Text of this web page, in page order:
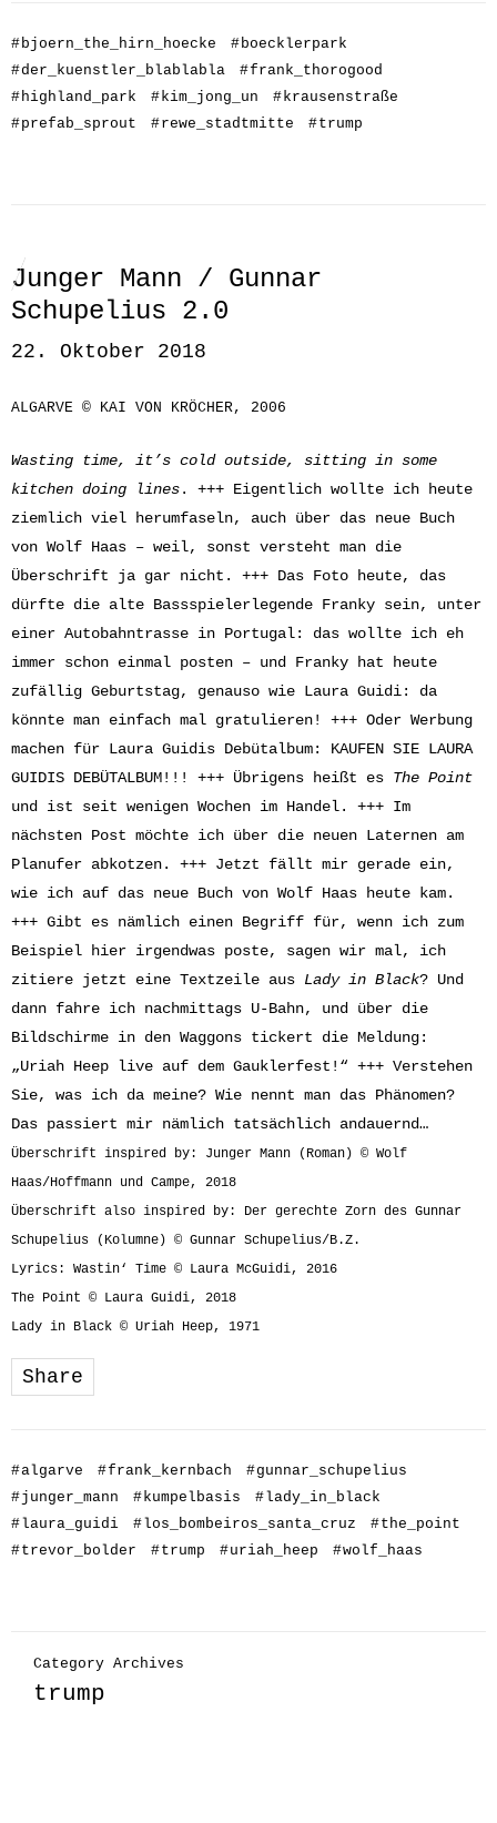
#bjoern_the_hirn_hoecke #boecklerpark
#der_kuenstler_blablabla #frank_thorogood
#highland_park #kim_jong_un #krausenstraße
#prefab_sprout #rewe_stadtmitte #trump
Junger Mann / Gunnar
Schupelius 2.0
22. Oktober 2018
ALGARVE © KAI VON KRÖCHER, 2006
Wasting time, it’s cold outside, sitting in some
kitchen doing lines. +++ Eigentlich wollte ich heute
ziemlich viel herumfaseln, auch über das neue Buch
von Wolf Haas – weil, sonst versteht man die
Überschrift ja gar nicht. +++ Das Foto heute, das
dürfte die alte Bassspielerlegende Franky sein, unter
einer Autobahntrasse in Portugal: das wollte ich eh
immer schon einmal posten – und Franky hat heute
zufällig Geburtstag, genauso wie Laura Guidi: da
könnte man einfach mal gratulieren! +++ Oder Werbung
machen für Laura Guidis Debütalbum: KAUFEN SIE LAURA
GUIDIS DEBÜTALBUM!!! +++ Übrigens heißt es The Point
und ist seit wenigen Wochen im Handel. +++ Im
nächsten Post möchte ich über die neuen Laternen am
Planufer abkotzen. +++ Jetzt fällt mir gerade ein,
wie ich auf das neue Buch von Wolf Haas heute kam.
+++ Gibt es nämlich einen Begriff für, wenn ich zum
Beispiel hier irgendwas poste, sagen wir mal, ich
zitiere jetzt eine Textzeile aus Lady in Black? Und
dann fahre ich nachmittags U-Bahn, und über die
Bildschirme in den Waggons tickert die Meldung:
„Uriah Heep live auf dem Gauklerfest!“ +++ Verstehen
Sie, was ich da meine? Wie nennt man das Phänomen?
Das passiert mir nämlich tatsächlich andauernd…
Überschrift inspired by: Junger Mann (Roman) © Wolf
Haas/Hoffmann und Campe, 2018
Überschrift also inspired by: Der gerechte Zorn des Gunnar
Schupelius (Kolumne) © Gunnar Schupelius/B.Z.
Lyrics: Wastin‘ Time © Laura McGuidi, 2016
The Point © Laura Guidi, 2018
Lady in Black © Uriah Heep, 1971
Share
#algarve #frank_kernbach #gunnar_schupelius
#junger_mann #kumpelbasis #lady_in_black
#laura_guidi #los_bombeiros_santa_cruz #the_point
#trevor_bolder #trump #uriah_heep #wolf_haas
Category Archives
trump